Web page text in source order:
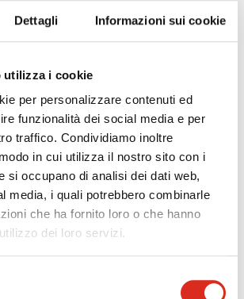
Dettagli Informazioni sui cookie
utilizza i cookie
per personalizzare contenuti ed
funzionalità dei social media e per
traffico. Condividiamo inoltre
in cui utilizza il nostro sito con i
si occupano di analisi dei dati web,
media, i quali potrebbero combinarle
che ha fornito loro o che hanno
dei loro servizi.
a nulla?